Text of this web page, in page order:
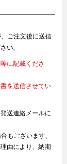
ご注文後に送信
い。
に記載くださ
を送信させてい
送連絡メールに
もございます。
由により、納期